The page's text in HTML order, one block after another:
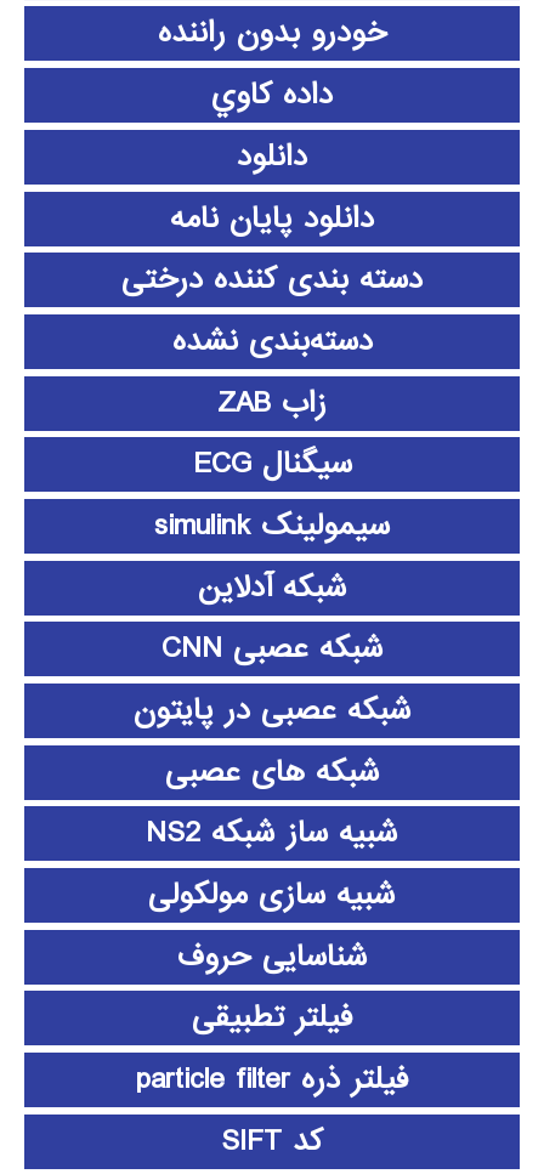
خودرو بدون راننده
داده كاوي
دانلود
دانلود پايان نامه
دسته بندی کننده درختی
دسته‌بندی نشده
زاب ZAB
سیگنال ECG
سیمولینک simulink
شبکه آدلاین
شبکه عصبی CNN
شبکه عصبی در پایتون
شبکه های عصبی
شبیه ساز شبکه NS2
شبیه سازی مولکولی
شناسایی حروف
فیلتر تطبیقی
فیلتر ذره particle filter
کد SIFT